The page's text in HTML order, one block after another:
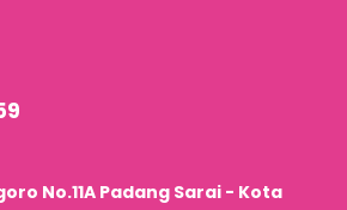
No.11A Padang Sarai - Kota